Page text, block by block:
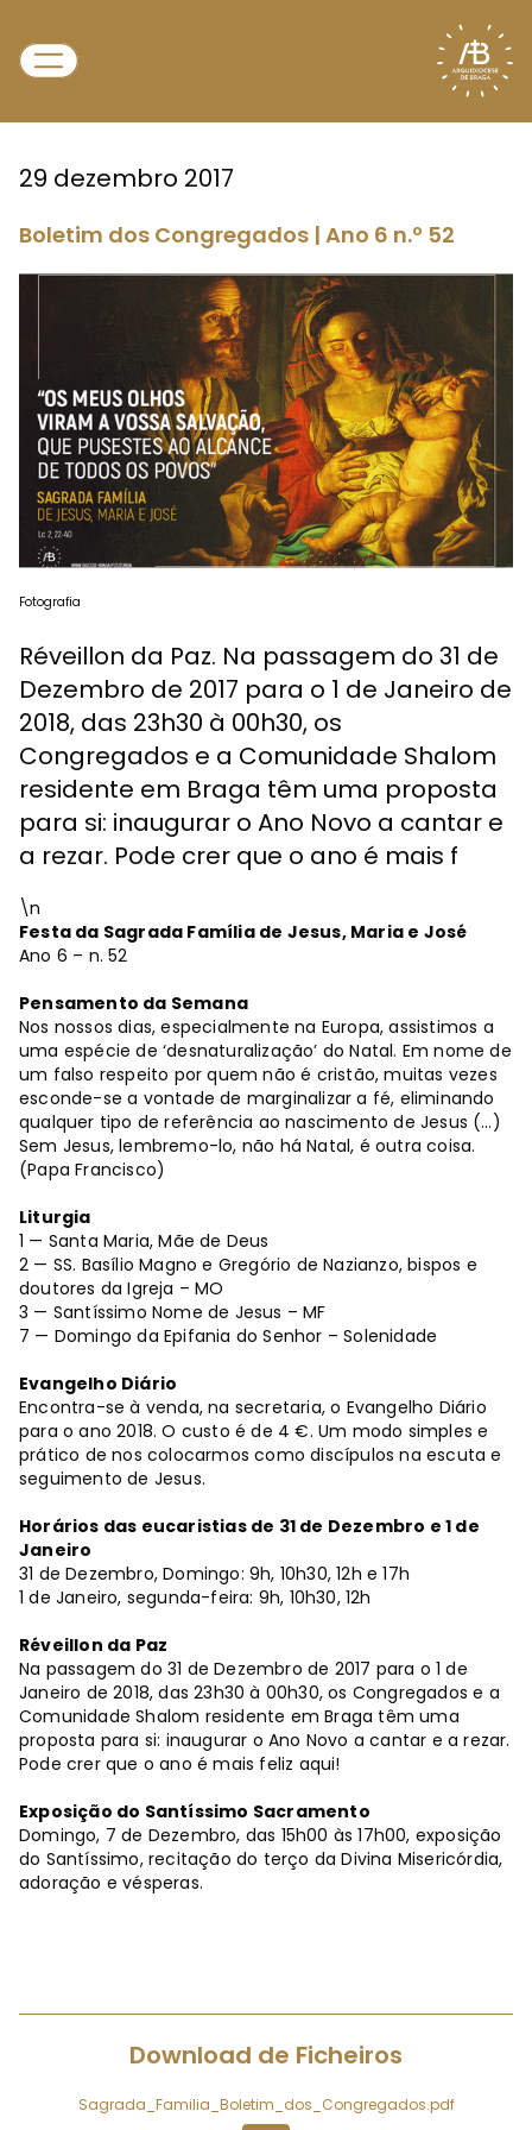
29 dezembro 2017
Boletim dos Congregados | Ano 6 n.º 52
Fotografia
Réveillon da Paz. Na passagem do 31 de
Dezembro de 2017 para o 1 de Janeiro de
2018, das 23h30 à 00h30, os
Congregados e a Comunidade Shalom
residente em Braga têm uma proposta
para si: inaugurar o Ano Novo a cantar e
a rezar. Pode crer que o ano é mais f
\n
Festa da Sagrada Família de Jesus, Maria e José
Ano 6 – n. 52
Pensamento da Semana
Nos nossos dias, especialmente na Europa, assistimos a
uma espécie de ‘desnaturalização’ do Natal. Em nome de
um falso respeito por quem não é cristão, muitas vezes
esconde-se a vontade de marginalizar a fé, eliminando
qualquer tipo de referência ao nascimento de Jesus (…)
Sem Jesus, lembremo-lo, não há Natal, é outra coisa.
(Papa Francisco)
Liturgia
1 — Santa Maria, Mãe de Deus
2 — SS. Basílio Magno e Gregório de Nazianzo, bispos e
doutores da Igreja – MO
3 — Santíssimo Nome de Jesus – MF
7 — Domingo da Epifania do Senhor – Solenidade
Evangelho Diário
Encontra-se à venda, na secretaria, o Evangelho Diário
para o ano 2018. O custo é de 4 €. Um modo simples e
prático de nos colocarmos como discípulos na escuta e
seguimento de Jesus.
Horários das eucaristias de 31 de Dezembro e 1 de
Janeiro
31 de Dezembro, Domingo: 9h, 10h30, 12h e 17h
1 de Janeiro, segunda-feira: 9h, 10h30, 12h
Réveillon da Paz
Na passagem do 31 de Dezembro de 2017 para o 1 de
Janeiro de 2018, das 23h30 à 00h30, os Congregados e a
Comunidade Shalom residente em Braga têm uma
proposta para si: inaugurar o Ano Novo a cantar e a rezar.
Pode crer que o ano é mais feliz aqui!
Exposição do Santíssimo Sacramento
Domingo, 7 de Dezembro, das 15h00 às 17h00, exposição
do Santíssimo, recitação do terço da Divina Misericórdia,
adoração e vésperas.
Download de Ficheiros
Sagrada_Familia_Boletim_dos_Congregados.pdf